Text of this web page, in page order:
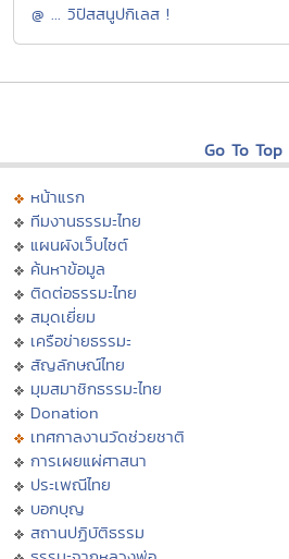
@ ... วิปัสสนูปกิเลส !
Go To Top
หน้าแรก
ทีมงานธรรมะไทย
แผนผังเว็บไซต์
ค้นหาข้อมูล
ติดต่อธรรมะไทย
สมุดเยี่ยม
เครือข่ายธรรมะ
สัญลักษณ์ไทย
มุมสมาชิกธรรมะไทย
Donation
เทศกาลงานวัดช่วยชาติ
การเผยแผ่ศาสนา
ประเพณีไทย
บอกบุญ
สถานปฏิบัติธรรม